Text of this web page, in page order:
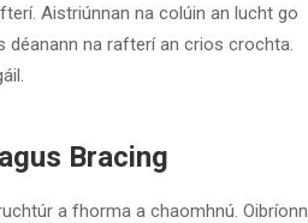
Aistriúnnan na colúin an lucht go
déanann na rafterí an crios crochta.
Bracing
a fhorma a chaomhnú. Oibríonn